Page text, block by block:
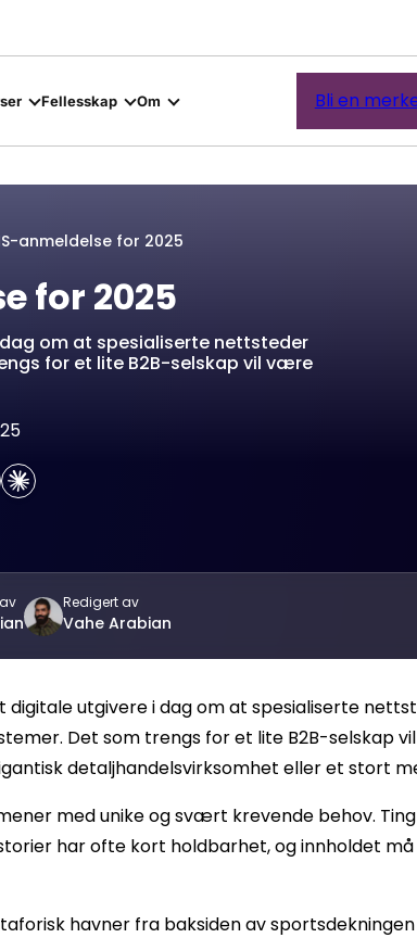
Fellesskap Om Bli en
anmeldelse for 2025
for 2025
om at spesialiserte nettsteder
for et lite B2B-selskap vil være
Redigert av
Vahe Arabian
digitale utgivere i dag om at spesialiserte
Det som trengs for et lite B2B-selskap
detaljhandelsvirksomhet eller et stort
med unike og svært krevende behov.
har ofte kort holdbarhet, og innholdet må
havner fra baksiden av